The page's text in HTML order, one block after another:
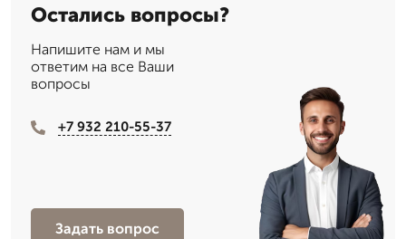
Остались вопросы?
Напишите нам и мы
ответим на все Ваши
вопросы
+7 932 210-55-37
Задать вопрос